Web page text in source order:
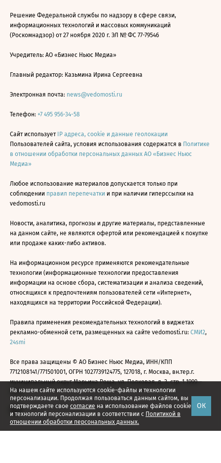
На нашем сайте используются cookie-файлы и технологии
персонализации. Продолжая пользоваться данным сайтом, вы
подтверждаете свое согласие на использование файлов cookie
и технологий персонализации в соответствии с Политикой в
отношении обработки персональных данных.
ОК
Решение Федеральной службы по надзору в сфере связи,
информационных технологий и массовых коммуникаций
(Роскомнадзор) от 27 ноября 2020 г. ЭЛ № ФС 77-79546
Учредитель: АО «Бизнес Ньюс Медиа»
Главный редактор: Казьмина Ирина Сергеевна
Электронная почта: news@vedomosti.ru
Телефон: +7 495 956-34-58
Сайт использует IP адреса, cookie и данные геолокации
Пользователей сайта, условия использования содержатся в Политике
в отношении обработки персональных данных АО «Бизнес Ньюс
Медиа»
Любое использование материалов допускается только при
соблюдении правил перепечатки и при наличии гиперссылки на
vedomosti.ru
Новости, аналитика, прогнозы и другие материалы, представленные
на данном сайте, не являются офертой или рекомендацией к покупке
или продаже каких-либо активов.
На информационном ресурсе применяются рекомендательные
технологии (информационные технологии предоставления
информации на основе сбора, систематизации и анализа сведений,
относящихся к предпочтениям пользователей сети «Интернет»,
находящихся на территории Российской Федерации).
Правила применения рекомендательных технологий в виджетах
рекламно-обменной сети, размещенных на сайте vedomosti.ru: СМИ2,
24smi
Все права защищены © АО Бизнес Ньюс Медиа, ИНН/КПП
7712108141/771501001, ОГРН 1027739124775, 127018, г. Москва, вн.тер.г.
муниципальный округ Марьина Роща, ул. Полковая, д. 3, стр. 1 1999—
2026